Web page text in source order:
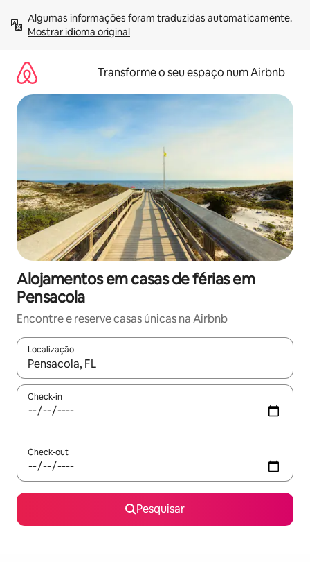
para
Mostrar idioma original
Transforme o seu espaço num Airbnb
Alojamentos em casas de férias em
Pensacola
Encontre e reserve casas únicas na Airbnb
Localização
Quando os resultados estiverem disponíveis, navegue com
Check-in
Check-out
Pesquisar